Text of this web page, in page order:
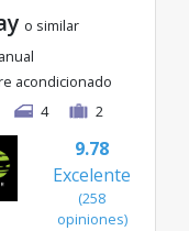
o similar
acondicionado
4 2
9.78
Excelente
(258
opiniones)